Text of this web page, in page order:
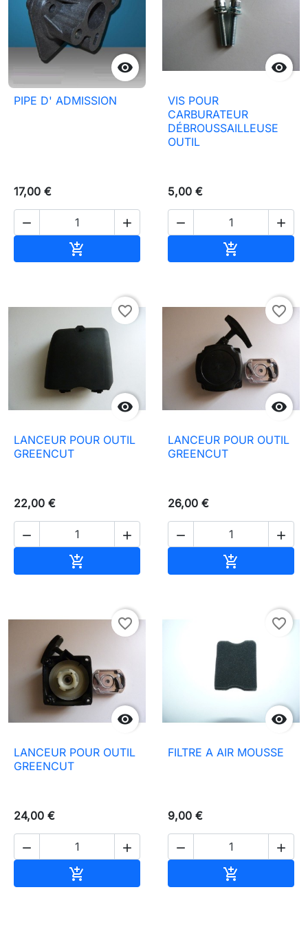

PIPE D' ADMISSION
17,00 €
 


VIS POUR
CARBURATEUR
DÉBROUSSAILLEUSE
OUTIL
5,00 €
 


favorite_border
LANCEUR POUR OUTIL
GREENCUT
22,00 €
 


favorite_border
LANCEUR POUR OUTIL
GREENCUT
26,00 €
 


favorite_border
LANCEUR POUR OUTIL
GREENCUT
24,00 €
 


favorite_border
FILTRE A AIR MOUSSE
9,00 €
 
